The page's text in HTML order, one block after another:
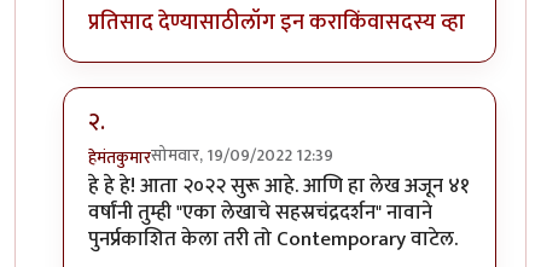
प्रतिसाद देण्यासाठीलॉग इन कराकिंवासदस्य व्हा
२.
हेमंतकुमारसोमवार, 19/09/2022 12:39
In reply toरोचक आठवणीbyतुषार काळभोर
हे हे हे! आता २०२२ सुरू आहे. आणि हा लेख अजून ४१
वर्षांनी तुम्ही "एका लेखाचे सहस्रचंद्रदर्शन" नावाने
पुनर्प्रकाशित केला तरी तो Contemporary वाटेल.